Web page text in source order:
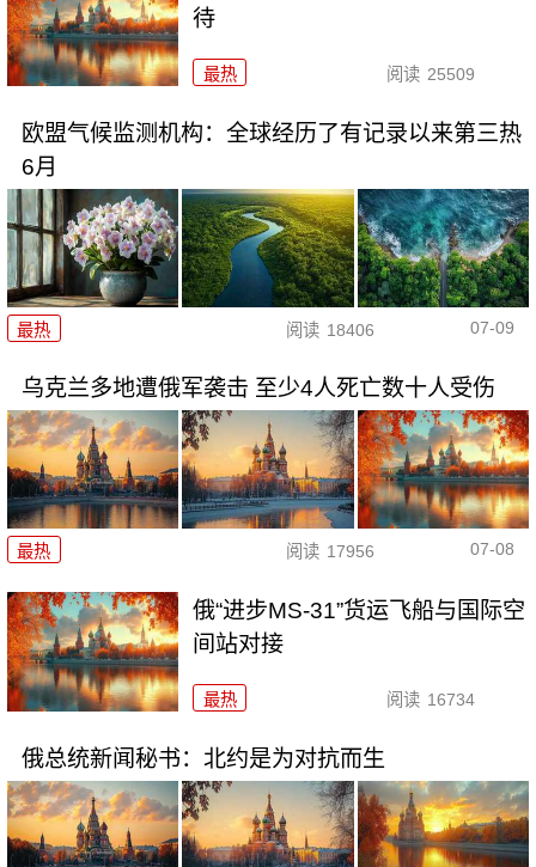
待
最热 阅读 25509
欧盟气候监测机构：全球经历了有记录以来第三热
6月
最热 阅读 18406 07-09
乌克兰多地遭俄军袭击 至少4人死亡数十人受伤
最热 阅读 17956 07-08
俄“进步MS-31”货运飞船与国际空
间站对接
最热 阅读 16734
俄总统新闻秘书：北约是为对抗而生